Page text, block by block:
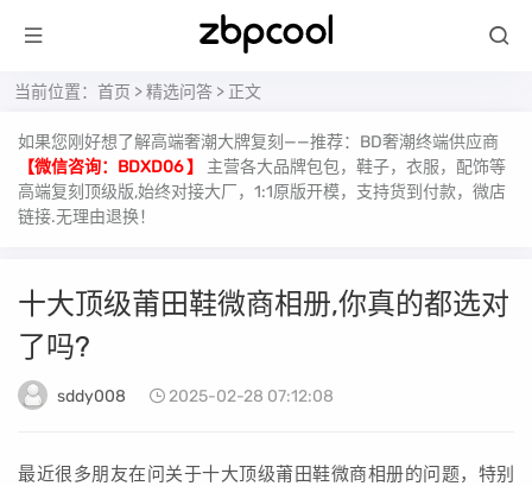
当前位置： 首页 >精选问答 > 正文
如果您刚好想了解高端奢潮大牌复刻——推荐：BD奢潮终端供应商
【微信咨询：BDXD06 】
主营各大品牌包包，鞋子，衣服，配饰等
高端复刻顶级版,始终对接大厂，1:1原版开模，支持货到付款，微店
链接.无理由退换！
十大顶级莆田鞋微商相册,你真的都选对
了吗?
sddy008 2025-02-28 07:12:08
最近很多朋友在问关于十大顶级莆田鞋微商相册的问题，特别